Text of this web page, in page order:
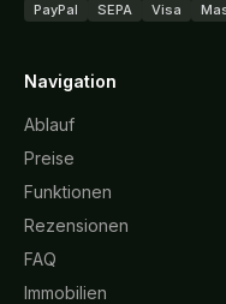
PayPal SEPA Visa
Navigation
Ablauf
Preise
Funktionen
Rezensionen
FAQ
Immobilien